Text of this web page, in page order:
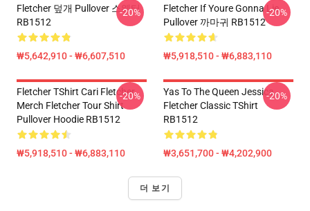
Fletcher 덮개 Pullover 스웨터
RB1512
₩5,642,910 - ₩6,607,510
-20%
Fletcher If Youre Gonna Lie
Pullover 까마귀 RB1512
₩5,918,510 - ₩6,883,110
-20%
Fletcher TShirt Cari Fletcher
Merch Fletcher Tour Shirt
Pullover Hoodie RB1512
₩5,918,510 - ₩6,883,110
-20%
Yas To The Queen Jessica
Fletcher Classic TShirt
RB1512
₩3,651,700 - ₩4,202,900
-20%
더 보기